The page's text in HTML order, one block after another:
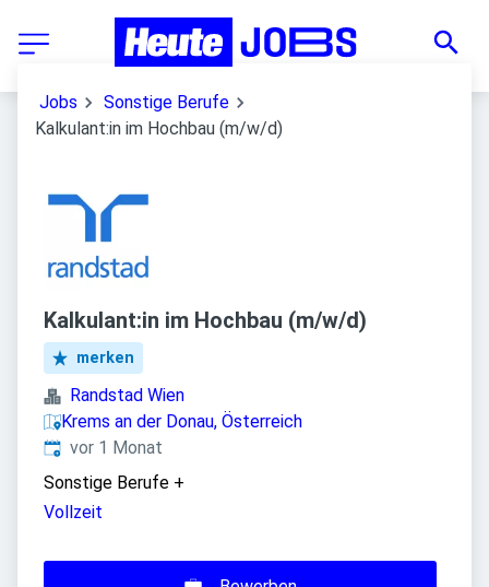
Jobs
Sonstige Berufe
Kalkulant:in im Hochbau (m/w/d)
Kalkulant:in im Hochbau (m/w/d)
merken
Randstad Wien
Krems an der Donau, Österreich
Veröffentlicht:
vor 1 Monat
Sonstige Berufe +
Vollzeit